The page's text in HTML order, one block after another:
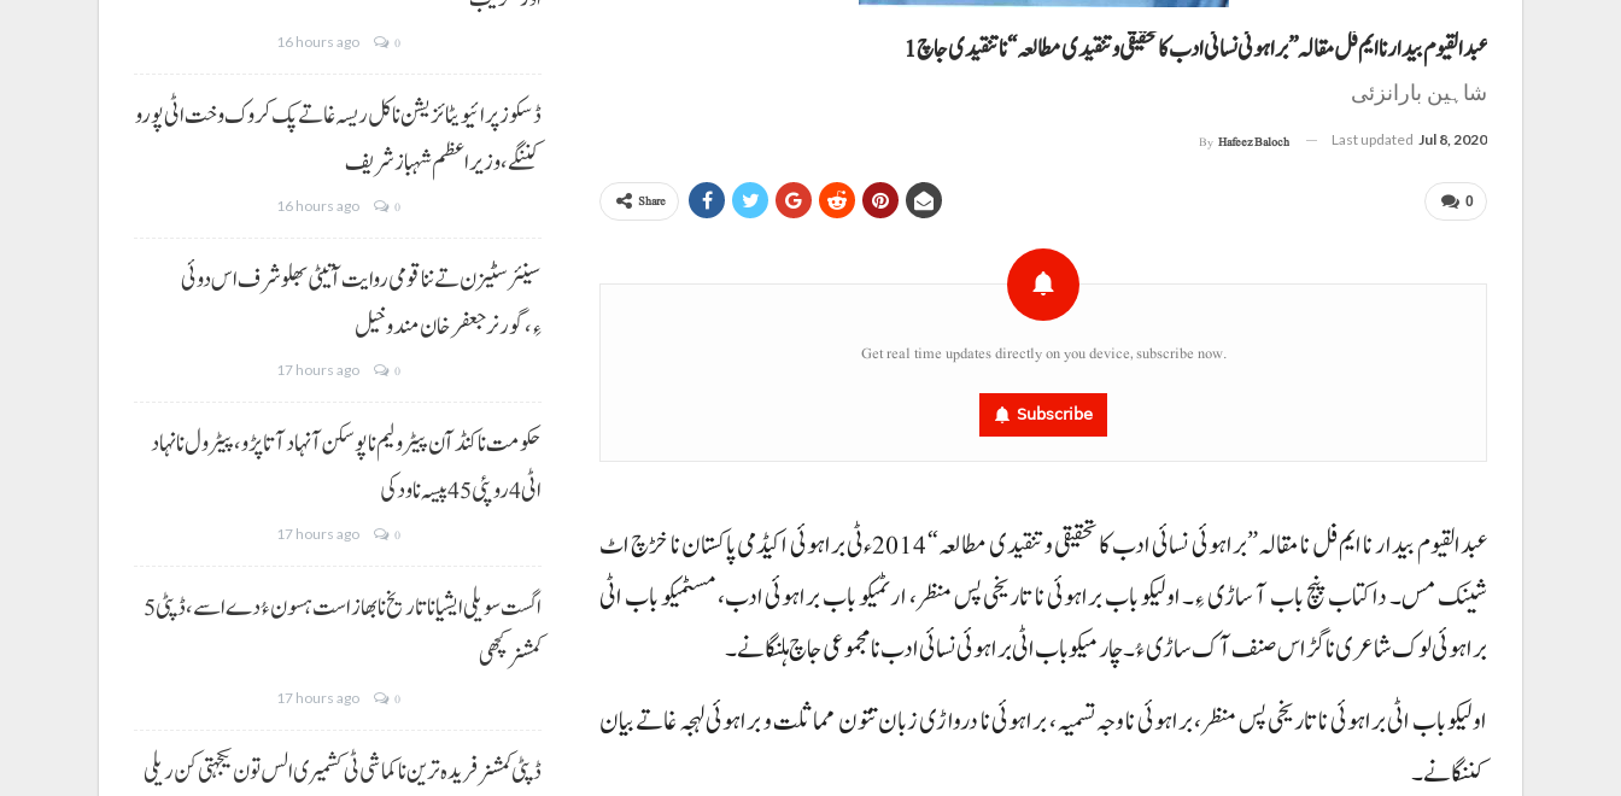
عبدالقیوم بیدار نا ایم فل مقالہ ”براہوئی نسائی ادب کا تحقیقی و تنقیدی مطالعہ“ نا تنقیدی جاچ 1
شاہین بارانزئی
By Hafeez Baloch Last updated Jul 8, 2020
0
Share
Get real time updates directly on you device, subscribe now.
Subscribe
عبدالقیوم بیدار نا ایم فل نا مقالہ ”براہوئی نسائی ادب کا تحقیقی و تنقیدی مطالعہ“ 2014ءٹی براہوئی اکیڈمی پاکستان نا خڑچ اٹ
شینک مس۔ دا کتاب پنچ باب آ ساڑی ءِ۔ اولیکو باب براہوئی نا تاریخی پس منظر، ارٹمیکو باب براہوئی ادب، مسٹمیکو باب اٹی
براہوئی لوک شاعری نا گڑاس صنف آک ساڑی ءُ۔ چارمیکو باب اٹی براہوئی نسائی ادب نا مجموعی جاچ ہلنگانے۔
اولیکو باب اٹی براہوئی نا تاریخی پس منظر، براہوئی نا وجہ تسمیہ، براہوئی نا درواڑی زبان تتون مماثلت و براہوئی لہجہ غاتے بیان
کننگانے۔
16 hours ago 0
ڈسکوز پرائیویٹائزیشن نا کل ریسہ غاتے پک کروک وخت اٹی پورو
کننگے ،وزیراعظم شہباز شریف
16 hours ago 0
سینئر سٹیزن تے ننا قومی روایت آتیٹی بھلو شرف اس دوئی
ءِ،گورنر جعفرخان مندوخیل
17 hours ago 0
حکومت نا کنڈ آن پیٹرولیم نا پوسکن آ نہاد آتا پڑو،پیٹرول نا نہاد
اٹی 4 روپئی 45 پیسہ نا ودکی
17 hours ago 0
5 اگست سویلی ایشیا نا تاریخ نا بھاز است ہسون ءُ دے اسے،ڈپٹی
کمشنر کچھی
17 hours ago 0
ڈپٹی کمشنر فریدہ ترین نا کماشی ٹی کشمیری الس تون یکجہتی کن ریلی